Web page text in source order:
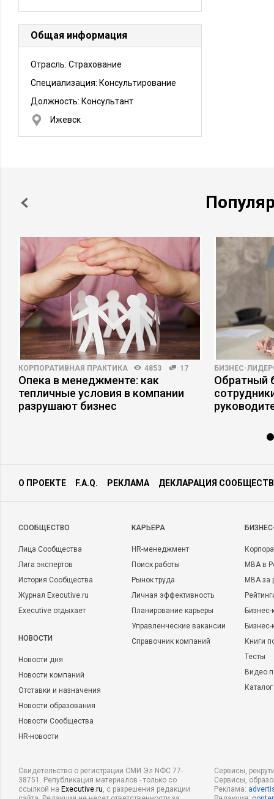
Общая информация
Отрасль: Страхование
Специализация: Консультирование
Должность: Консультант
Ижевск
КОРПОРАТИВНАЯ ПРАКТИКА 4853 17
Опека в менеджменте: как
тепличные условия в компании
разрушают бизнес
БИЗНЕС-
Обратный
О ПРОЕКТЕ F.A.Q. РЕКЛАМА ДЕКЛАРАЦИЯ
CООБЩЕСТВО
Лица Сообщества
Лига экспертов
История Сообщества
Журнал Executive.ru
Executive отдыхает
НОВОСТИ
Новости дня
Новости компаний
Отставки и назначения
Новости образования
Новости Сообщества
HR-новости
КАРЬЕРА
HR-менеджмент
Поиск работы
Рынок труда
Личная эффективность
Планирование карьеры
Управленческие вакансии
Справочник компаний
MBA в
MBA
Бизнес-
Книги
Тесты
Видео
Свидетельство о регистрации СМИ Эл NФС 77-
38751. Републикация материалов - только со
ссылкой на Executive.ru, с разрешения редакции
Сервисы,
Сервисы,
Реклама: